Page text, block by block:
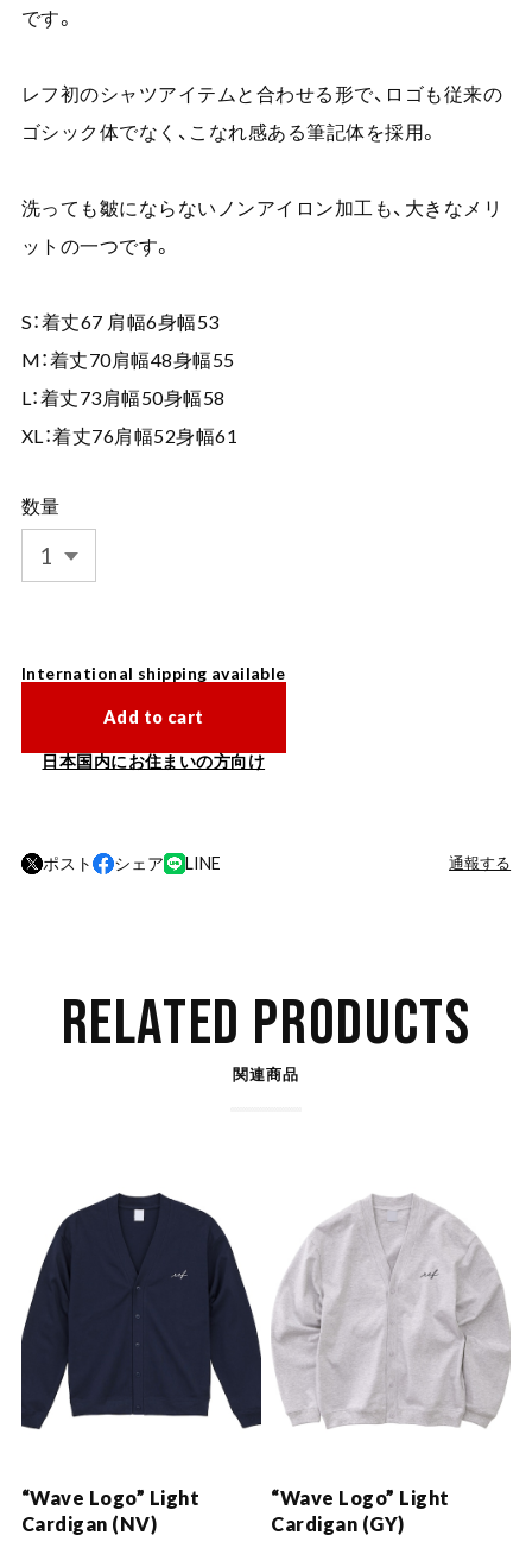
です。
レフ初のシャツアイテムと合わせる形で、ロゴも従来の
ゴシック体でなく、こなれ感ある筆記体を採用。
洗っても皺にならないノンアイロン加工も、大きなメリ
ットの一つです。
S：着丈67 肩幅6身幅53
M：着丈70肩幅48身幅55
L：着丈73肩幅50身幅58
XL：着丈76肩幅52身幅61
数量
International shipping available
Add to cart
日本国内にお住まいの方向け
ポスト シェア LINE 通報する
RELATED PRODUCTS
関連商品
“Wave Logo” Light
Cardigan (NV)
“Wave Logo” Light
Cardigan (GY)